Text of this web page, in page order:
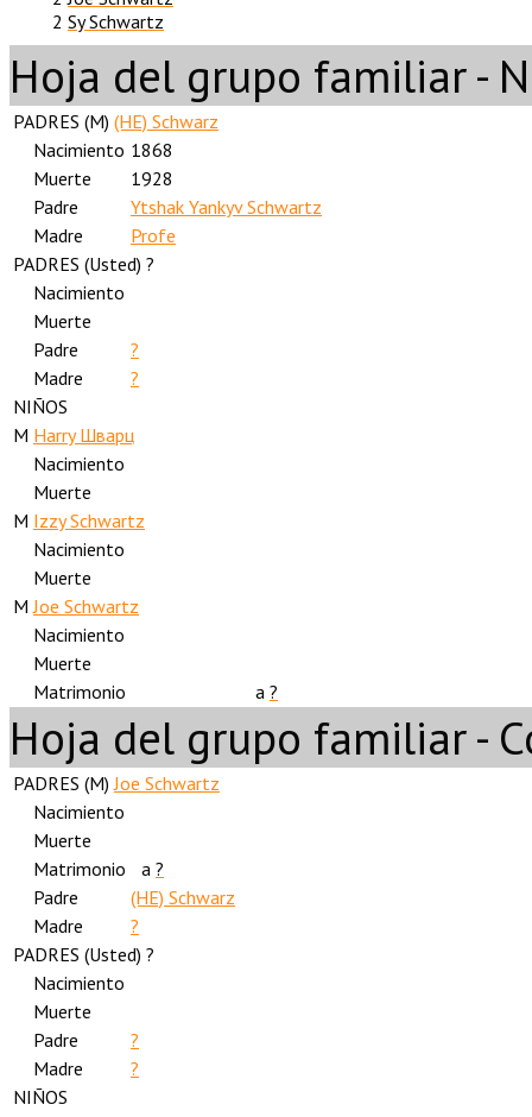
2 Sy Schwartz
Hoja del grupo familiar -
PADRES (M) (HE) Schwarz
Nacimiento 1868
Muerte
1928
Padre
Ytshak Yankyv Schwartz
Madre
Profe
PADRES (Usted) ?
Nacimiento
Muerte
Padre
?
Madre
?
NIÑOS
M Harry Шварц
Nacimiento
Muerte
M Izzy Schwartz
Nacimiento
Muerte
M Joe Schwartz
Nacimiento
Muerte
Matrimonio
a ?
Hoja del grupo familiar -
PADRES (M)Joe Schwartz
Nacimiento
Muerte
Matrimonio
a ?
Padre
(HE) Schwarz
Madre
?
PADRES (Usted) ?
Nacimiento
Muerte
Padre
?
Madre
?
NIÑOS